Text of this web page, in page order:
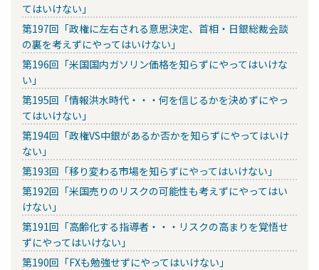
てはいけない」
第197回「政権に左右される意思決定、首相・日銀総裁会談
の裏を考えずにやってはいけない」
第196回「米国国内ガソリン価格を知らずにやってはいけな
い」
第195回「情報洪水時代・・・何を信じるかを決めずにやっ
てはいけない」
第194回「政権VS中銀があるか否かを知らずにやってはいけ
ない」
第193回「移り変わる市場を知らずにやってはいけない」
第192回「米国売りのリスクの可能性も考えずにやってはい
けない」
第191回「高齢化する指導者・・・リスクの高まりを覚悟せ
ずにやってはいけない」
第190回「FXも勉強せずにやってはいけない」